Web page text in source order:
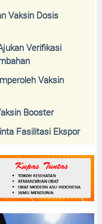
Vaksin Dosis
Verifikasi
Vaksin
Booster
Fasilitasi Ekspor